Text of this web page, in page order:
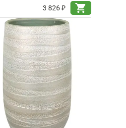
3 826 ₽
shopping_cart